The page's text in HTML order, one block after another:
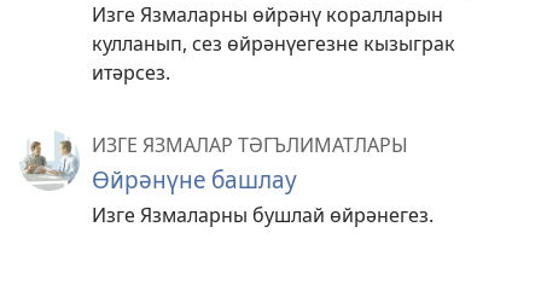
Изге Язмаларны өйрәнү коралларын
кулланып, сез өйрәнүегезне кызыграк
итәрсез.
ИЗГЕ ЯЗМАЛАР ТӘГЪЛИМАТЛАРЫ
Өйрәнүне башлау
Изге Язмаларны бушлай өйрәнегез.